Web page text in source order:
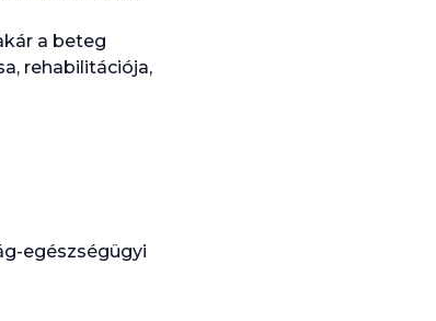
a beteg
rehabilitációja,
egészségügyi